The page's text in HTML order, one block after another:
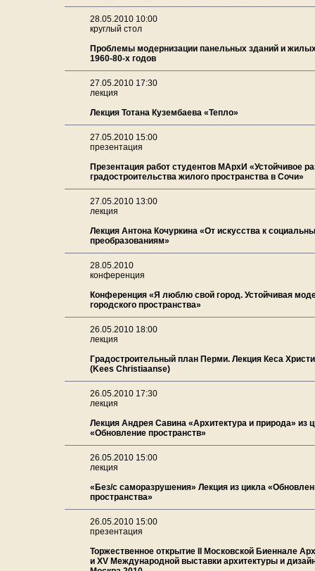
28.05.2010 10:00
круглый стол
Проблемы модернизации панельных зданий и
1960-80-х годов
27.05.2010 17:30
лекция
Лекция Тотана Кузембаева «Тепло»
27.05.2010 15:00
презентация
Презентация работ студентов МАрхИ «Устойчивое
градостроительства жилого пространства в Сочи»
27.05.2010 13:00
лекция
Лекция Антона Кочуркина «От искусства к
преобразованиям»
28.05.2010
конференция
Конференция «Я люблю свой город. Устойчивая
городского пространства»
26.05.2010 18:00
лекция
Градостроительный план Перми. Лекция Кеса
(Kees Christiaanse)
26.05.2010 17:30
лекция
Лекция Андрея Савина «Архитектура и природа» из
«Обновление пространств»
26.05.2010 15:00
лекция
«Без/с саморазрушения» Лекция из цикла
пространства»
26.05.2010 15:00
презентация
Торжественное открытие II Московской Биеннале
и XV Международной выставки архитектуры и